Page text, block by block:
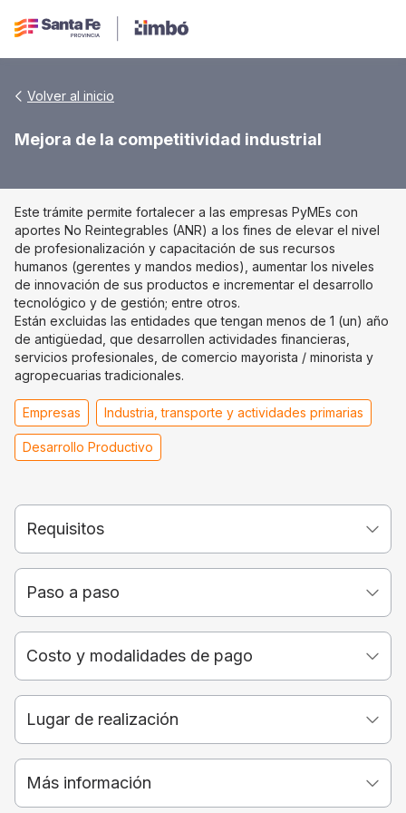
Volver al inicio
Mejora de la competitividad industrial
Este trámite permite fortalecer a las empresas PyMEs con
aportes No Reintegrables (ANR) a los fines de elevar el nivel
de profesionalización y capacitación de sus recursos
humanos (gerentes y mandos medios), aumentar los niveles
de innovación de sus productos e incrementar el desarrollo
tecnológico y de gestión; entre otros.
Están excluidas las entidades que tengan menos de 1 (un) año
de antigüedad, que desarrollen actividades financieras,
servicios profesionales, de comercio mayorista / minorista y
agropecuarias tradicionales.
Empresas Industria, transporte y actividades primarias
Desarrollo Productivo
Requisitos
Paso a paso
Costo y modalidades de pago
Lugar de realización
Más información